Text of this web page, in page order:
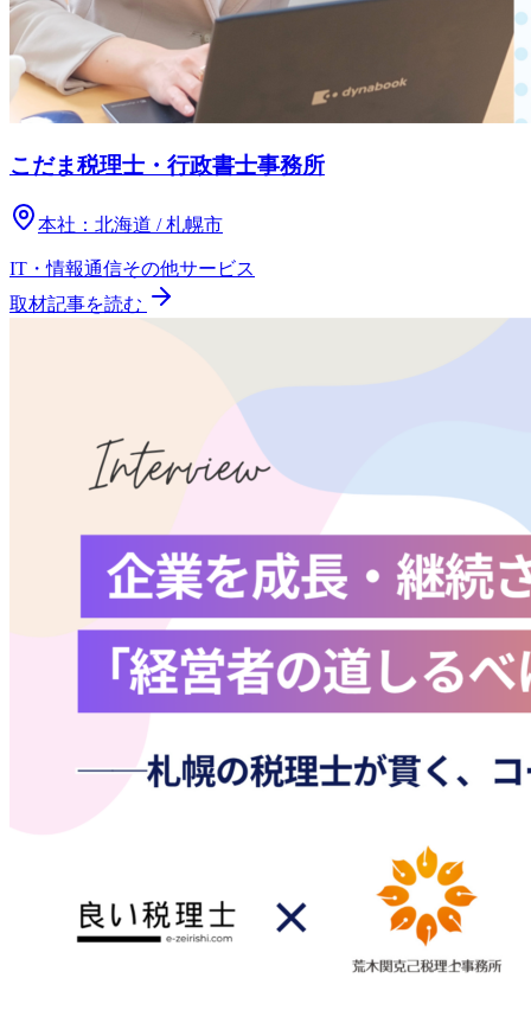
こだま税理士・行政書士事務所
本社： 北海道 / 札幌市
IT・情報通信その他サービス
取材記事を読む